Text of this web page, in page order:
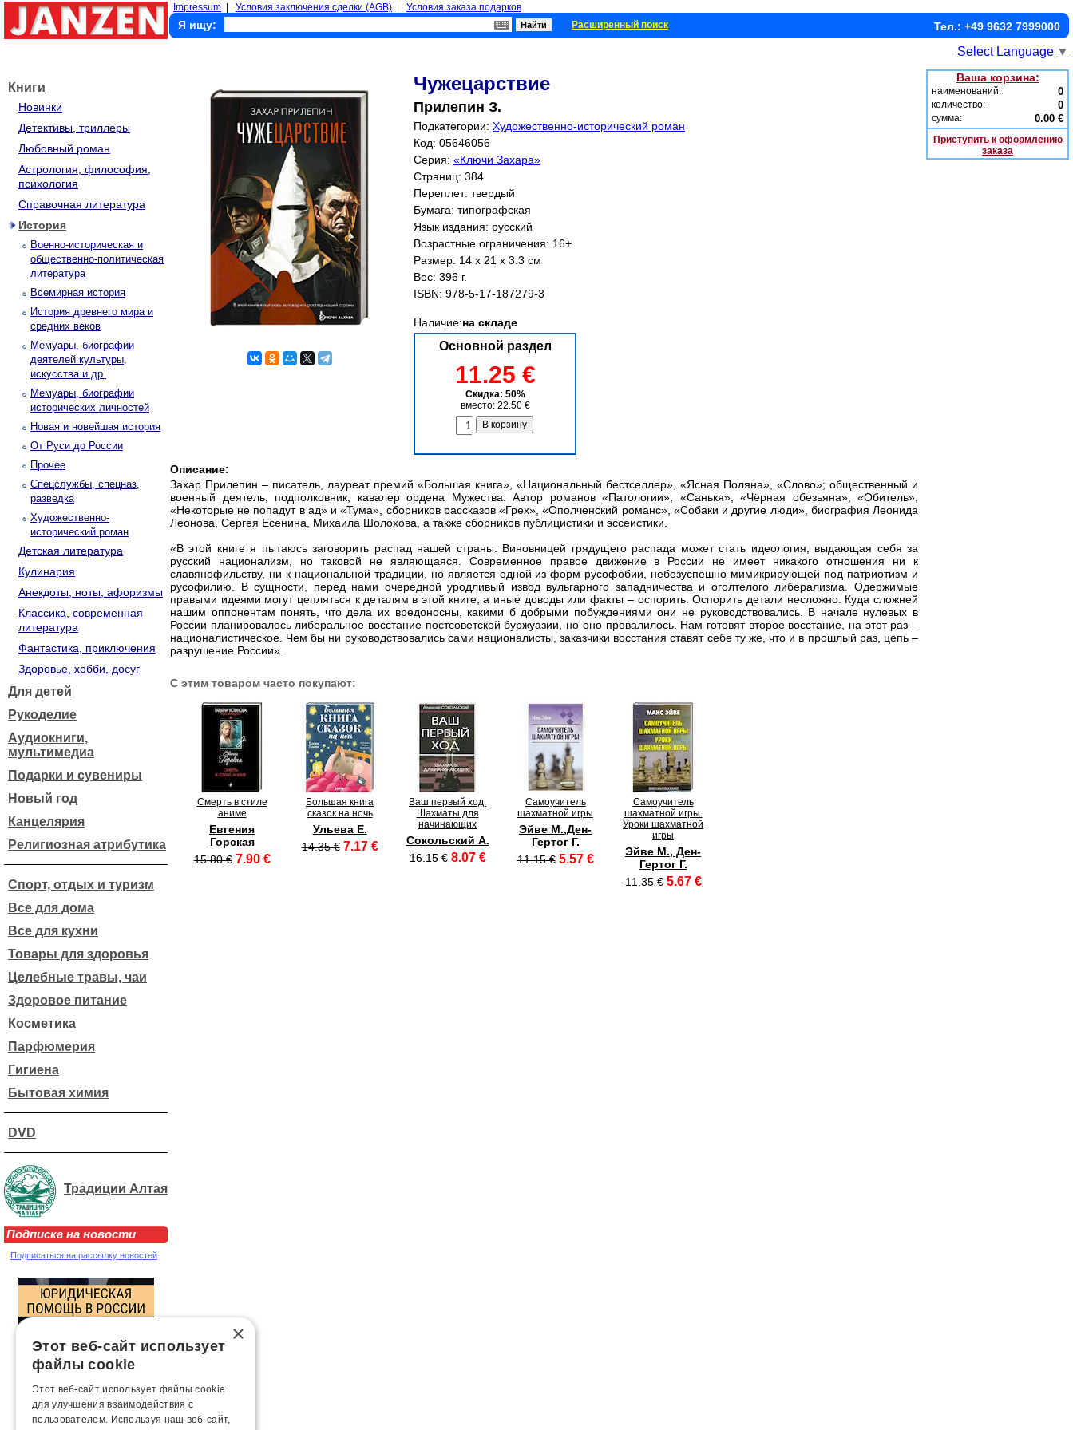
Impressum Условия заключения сделки (AGB) Условия заказа подарков
Я ищу: Расширенный поиск Тел.: +49 9632 7999000
Select Language ▼
Книги
Новинки
Детективы, триллеры
Любовный роман
Астрология, философия,
психология
Справочная литература
История
Военно-историческая и
общественно-политическая
литература
Всемирная история
История древнего мира и
средних веков
Мемуары, биографии
деятелей культуры,
искусства и др.
Мемуары, биографии
исторических личностей
Новая и новейшая история
От Руси до России
Прочее
Спецслужбы, спецназ,
разведка
Художественно-
исторический роман
Детская литература
Кулинария
Анекдоты, ноты, афоризмы
Классика, современная
литература
Фантастика, приключения
Здоровье, хобби, досуг
Для детей
Рукоделие
Аудиокниги,
мультимедиа
Подарки и сувениры
Новый год
Канцелярия
Религиозная атрибутика
Спорт, отдых и туризм
Все для дома
Все для кухни
Товары для здоровья
Целебные травы, чаи
Здоровое питание
Косметика
Парфюмерия
Гигиена
Бытовая химия
DVD
Традиции Алтая
Подписка на новости
Подписаться на рассылку новостей
Чужецарствие
Прилепин З.
Подкатегории: Художественно-исторический роман
Код: 05646056
Серия: «Ключи Захара»
Страниц: 384
Переплет: твердый
Бумага: типографская
Язык издания: русский
Возрастные ограничения: 16+
Размер: 14 x 21 x 3.3 см
Вес: 396 г.
ISBN: 978-5-17-187279-3
Наличие:на складе
Основной раздел
11.25 €
Скидка: 50%
вместо: 22.50 €
Описание:
Захар Прилепин – писатель, лауреат премий «Большая книга», «Национальный бестселлер», «Ясная Поляна», «Слово»; общественный и
военный деятель, подполковник, кавалер ордена Мужества. Автор романов «Патологии», «Санькя», «Чёрная обезьяна», «Обитель»,
«Некоторые не попадут в ад» и «Тума», сборников рассказов «Грех», «Ополченский романс», «Собаки и другие люди», биография Леонида
Леонова, Сергея Есенина, Михаила Шолохова, а также сборников публицистики и эссеистики.
«В этой книге я пытаюсь заговорить распад нашей страны. Виновницей грядущего распада может стать идеология, выдающая себя за
русский национализм, но таковой не являющаяся. Современное правое движение в России не имеет никакого отношения ни к
славянофильству, ни к национальной традиции, но является одной из форм русофобии, небезуспешно мимикрирующей под патриотизм и
русофилию. В сущности, перед нами очередной уродливый извод вульгарного западничества и оголтелого либерализма. Одержимые
правыми идеями могут цепляться к деталям в этой книге, а иные доводы или факты – оспорить. Оспорить детали несложно. Куда сложней
нашим оппонентам понять, что дела их вредоносны, какими б добрыми побуждениями они не руководствовались. В начале нулевых в
России планировалось либеральное восстание постсоветской буржуазии, но оно провалилось. Нам готовят второе восстание, на этот раз –
националистическое. Чем бы ни руководствовались сами националисты, заказчики восстания ставят себе ту же, что и в прошлый раз, цепь –
разрушение России».
С этим товаром часто покупают:
Смерть в стиле
аниме
Евгения
Горская
15.80 € 7.90 €
Большая книга
сказок на ночь
Ульева Е.
14.35 € 7.17 €
Ваш первый ход.
Шахматы для
начинающих
Сокольский А.
16.15 € 8.07 €
Самоучитель
шахматной игры
Эйве М.,Ден-
Гертог Г.
11.15 € 5.57 €
Самоучитель
шахматной игры.
Уроки шахматной
игры
Эйве М., Ден-
Гертог Г.
11.35 € 5.67 €
Ваша корзина:
наименований: 0
количество: 0
сумма: 0.00 €
Приступить к оформлению
заказа
×
Этот веб-сайт использует
файлы cookie
Этот веб-сайт использует файлы cookie
для улучшения взаимодействия с
пользователем. Используя наш веб-сайт,